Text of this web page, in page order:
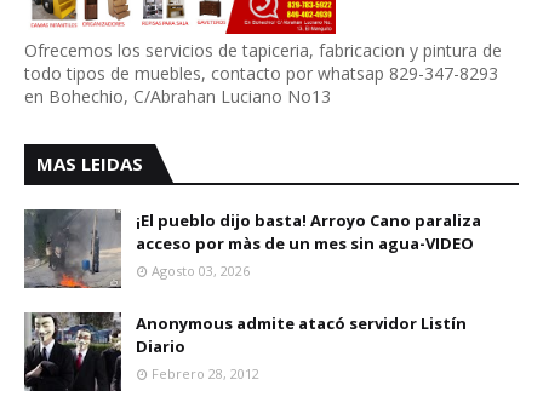
Ofrecemos los servicios de tapiceria, fabricacion y pintura de
todo tipos de muebles, contacto por whatsap 829-347-8293
en Bohechio, C/Abrahan Luciano No13
MAS LEIDAS
¡El pueblo dijo basta! Arroyo Cano paraliza
acceso por màs de un mes sin agua-VIDEO
Agosto 03, 2026
Anonymous admite atacó servidor Listín
Diario
Febrero 28, 2012